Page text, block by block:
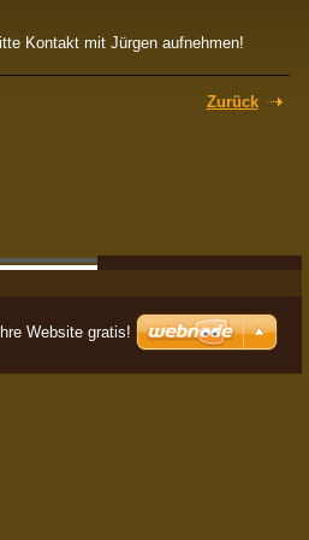
Kontakt mit Jürgen aufnehmen!
Zurück
Website gratis!